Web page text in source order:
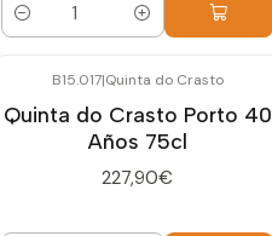
Cantidad
B15.017|Quinta do Crasto
Quinta do Crasto Porto 40
Años 75cl
227,90€